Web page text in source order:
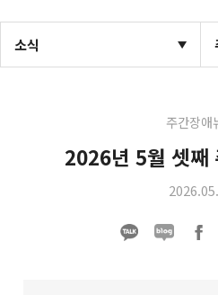
소식
주간장애
2026년 5월 셋째